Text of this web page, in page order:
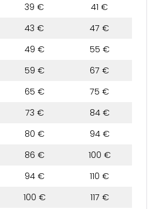
39 €
41 €
43 €
47 €
49 €
55 €
59 €
67 €
65 €
75 €
73 €
84 €
80 €
94 €
86 €
100 €
94 €
110 €
100 €
117 €